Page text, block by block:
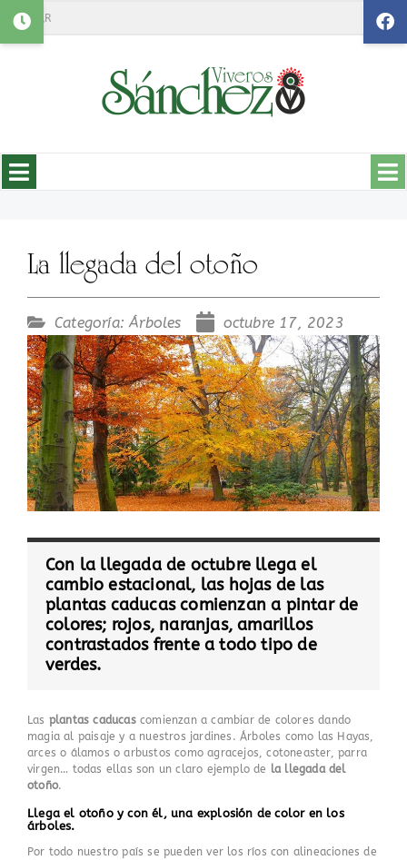
La llegada del otoño
Categoría:Árboles octubre 17, 2023
Con la llegada de octubre llega el
cambio estacional, las hojas de las
plantas caducas comienzan a pintar de
colores; rojos, naranjas, amarillos
contrastados frente a todo tipo de
verdes.
Las plantas caducascomienzan a cambiar de colores dando
magia al paisaje y a nuestros jardines. Árboles como las Hayas,
arces o álamos o arbustos como agracejos, cotoneaster, parra
virgen… todas ellas son un claro ejemplo de la llegada del
otoño.
Llega el otoño y con él, una explosión de color en los
árboles.
Por todo nuestro país se pueden ver los ríos con alineaciones de